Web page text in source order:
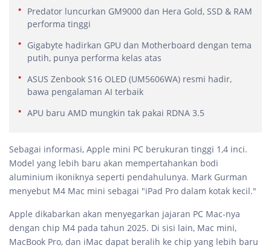
Predator luncurkan GM9000 dan Hera Gold, SSD & RAM
performa tinggi
Gigabyte hadirkan GPU dan Motherboard dengan tema
putih, punya performa kelas atas
ASUS Zenbook S16 OLED (UM5606WA) resmi hadir,
bawa pengalaman AI terbaik
APU baru AMD mungkin tak pakai RDNA 3.5
Sebagai informasi, Apple mini PC berukuran tinggi 1,4 inci.
Model yang lebih baru akan mempertahankan bodi
aluminium ikoniknya seperti pendahulunya. Mark Gurman
menyebut M4 Mac mini sebagai "iPad Pro dalam kotak kecil."
Apple dikabarkan akan menyegarkan jajaran PC Mac-nya
dengan chip M4 pada tahun 2025. Di sisi lain, Mac mini,
MacBook Pro, dan iMac dapat beralih ke chip yang lebih baru